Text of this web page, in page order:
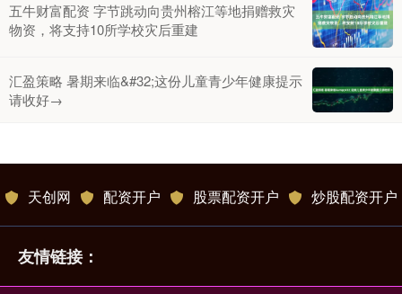
五牛财富配资 字节跳动向贵州榕江等地捐赠救灾
物资，将支持10所学校灾后重建
汇盈策略 暑期来临&#32;这份儿童青少年健康提示
请收好→
天创网 配资开户 股票配资开户 炒股配资开户
友情链接：